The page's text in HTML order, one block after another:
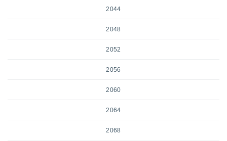
2044
2048
2052
2056
2060
2064
2068